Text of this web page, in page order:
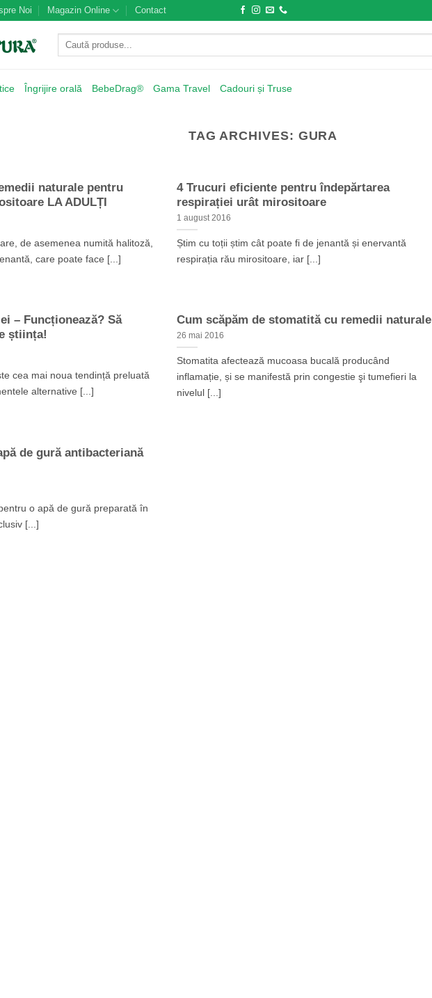
Noi Magazin Online Contact
Caută
Îngrijire orală BebeDrag® Gama Travel Cadouri și Truse
TAG ARCHIVES: GURA
naturale pentru
LA ADULȚI
de asemenea numită halitoză,
care poate face [...]
4 Trucuri eficiente pentru îndepărtarea
respirației urât mirositoare
1 august 2016
Știm cu toții știm cât poate fi de jenantă și enervantă
respirația rău mirositoare, iar [...]
– Funcționează? Să
știința!
cea mai noua tendință preluată
alternative [...]
Cum scăpăm de stomatită cu remedii naturale
26 mai 2016
Stomatita afectează mucoasa bucală producând
inflamație, și se manifestă prin congestie şi tumefieri la
nivelul [...]
de gură antibacteriană
o apă de gură preparată în
[...]